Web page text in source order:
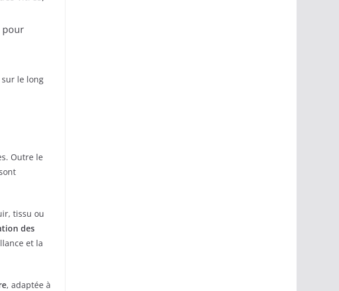
pour
le long
Outre le
tissu ou
des
et la
, adaptée à